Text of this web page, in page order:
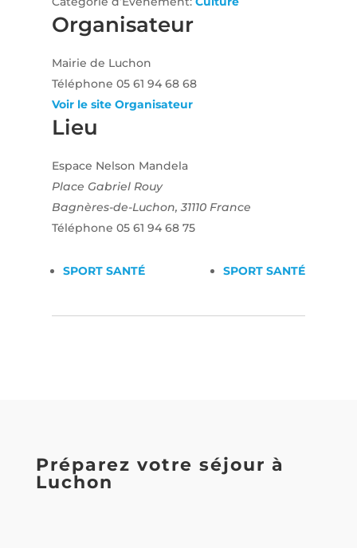
Lieu
Espace Nelson Mandela
Place Gabriel Rouy
Bagnères-de-Luchon, 31110 France
Téléphone 05 61 94 68 75
Organisateur
Mairie de Luchon
Téléphone 05 61 94 68 68
Voir le site Organisateur
SPORT SANTÉ SPORT SANTÉ
Préparez votre séjour à
Luchon